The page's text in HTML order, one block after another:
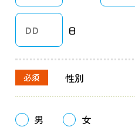
日
必須 性別
男 女